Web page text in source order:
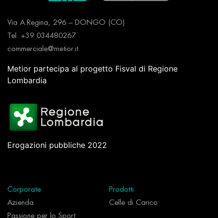
Via A.Regina, 296 – DONGO (CO)
Tel. +39 034480267
commerciale@metior.it
Metior partecipa al progetto Fisval di Regione
Lombardia
Erogazioni pubbliche 2022
Corporate
Azienda
Passione per lo Sport
Prodotti
Celle di Carico